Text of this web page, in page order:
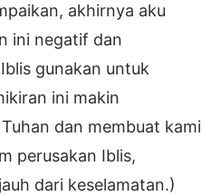
akhirnya aku
ini negatif dan
gunakan untuk
ini makin
dan membuat kami
perusakan Iblis,
dari keselamatan.)